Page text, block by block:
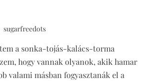
sugarfreedots
a sonka-tojás-kalács-torma
hogy vannak olyanok, akik hamar
valami másban fogyasztanák el a